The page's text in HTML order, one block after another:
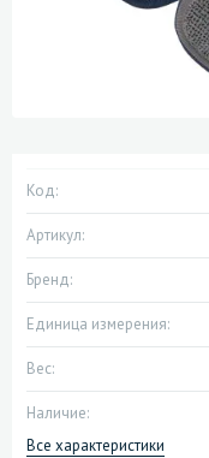
Код:
Артикул:
Бренд:
Единица измерения:
Вес:
Наличие:
Все характеристики